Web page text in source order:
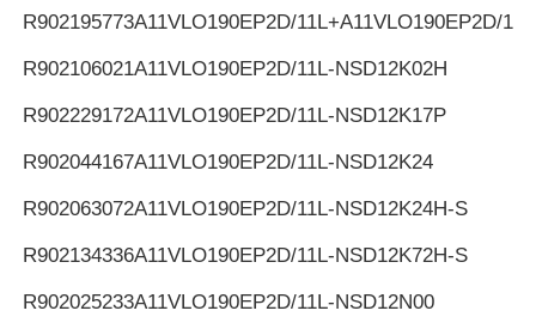
R902195773A11VLO190EP2D/11L+A11VLO190EP2D/11L
R902106021A11VLO190EP2D/11L-NSD12K02H
R902229172A11VLO190EP2D/11L-NSD12K17P
R902044167A11VLO190EP2D/11L-NSD12K24
R902063072A11VLO190EP2D/11L-NSD12K24H-S
R902134336A11VLO190EP2D/11L-NSD12K72H-S
R902025233A11VLO190EP2D/11L-NSD12N00